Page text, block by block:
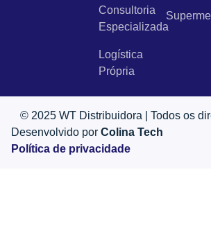
Consultoria
Especializada
Logística
Própria
© 2025 WT Distribuidora | Todos os
Desenvolvido por Colina Tech
Política de privacidade